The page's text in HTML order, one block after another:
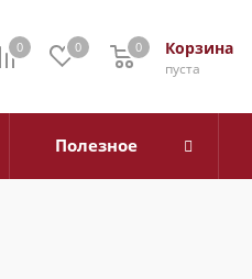
0 0 Корзина
0
пуста
0
Полезное